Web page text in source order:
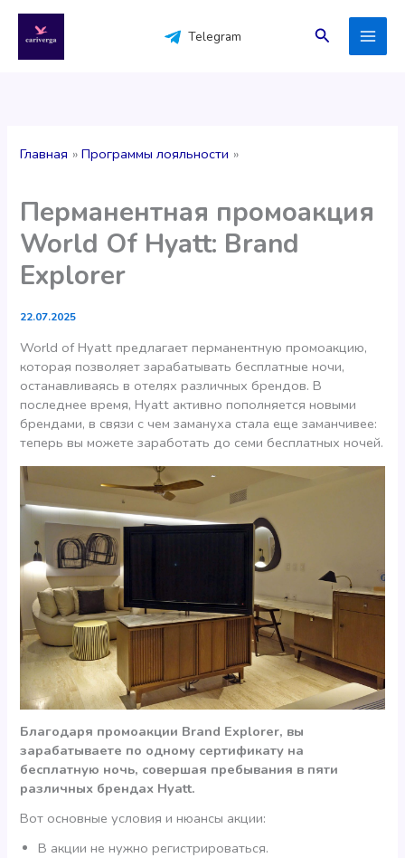
содержимому
Telegram Поиск
Главная Программы лояльности
Перманентная промоакция
World Of Hyatt: Brand
Explorer
22.07.2025
World of Hyatt предлагает перманентную промоакцию,
которая позволяет зарабатывать бесплатные ночи,
останавливаясь в отелях различных брендов. В
последнее время, Hyatt активно пополняется новыми
брендами, в связи с чем замануха стала еще заманчивее:
теперь вы можете заработать до семи бесплатных ночей.
Благодаря промоакции Brand Explorer, вы
зарабатываете по одному сертификату на
бесплатную ночь, совершая пребывания в пяти
различных брендах Hyatt.
Вот основные условия и нюансы акции:
В акции не нужно регистрироваться.